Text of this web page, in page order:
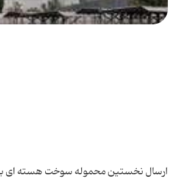
ارسال نخستین محموله سوخت هسته ای